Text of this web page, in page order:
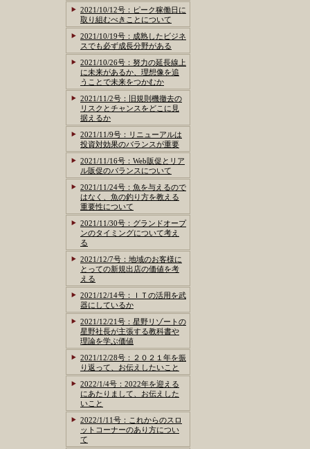
2021/10/12号：ピーク稼働日に
取り組むべきことについて
2021/10/19号：成熟したビジネ
スでも必ず成長分野がある
2021/10/26号：努力の延長線上
に未来があるか、理想像を追
うことで未来をつかむか
2021/11/2号：旧規則機撤去の
リスクとチャンスをどこに見
据えるか
2021/11/9号：リニューアルは
投資対効果のバランスが重要
2021/11/16号：Web販促とリア
ル販促のバランスについて
2021/11/24号：魚を与えるので
はなく、魚の釣り方を教える
重要性について
2021/11/30号：グランドオープ
ンのタイミングについて考え
る
2021/12/7号：地域のお客様に
とっての新規出店の価値を考
える
2021/12/14号：ＩＴの活用を武
器にしているか
2021/12/21号：星野リゾートの
星野社長が主張する教科書や
理論を学ぶ価値
2021/12/28号：２０２１年を振
り返って、お伝えしたいこと
2022/1/4号：2022年を迎える
にあたりまして、お伝えした
いこと
2022/1/11号：これからのスロ
ットコーナーのあり方につい
て